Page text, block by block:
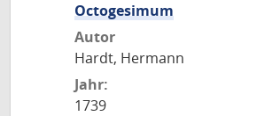
Octogesimum
Autor
Hardt, Hermann
Jahr:
1739